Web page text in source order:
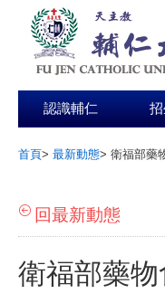
認識輔仁
首頁> 最新動態> 衛福部藥
回最新動態
衛福部藥